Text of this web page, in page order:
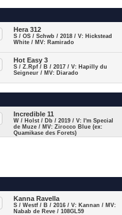
Hera 312
S / OS / Schwb / 2018 / V: Hickstead
White / MV: Ramirado
Hot Easy 3
S / Z.Rpf / B / 2017 / V: Hapilly du
Seigneur / MV: Diarado
Incredible 11
W / Holst / Db / 2019 / V: I'm Special
de Muze / MV: Zirocco Blue (ex:
Quamikase des Forets)
Kanna Ravella
S / Westf / B / 2016 / V: Kannan / MV:
Nabab de Reve / 108GL59